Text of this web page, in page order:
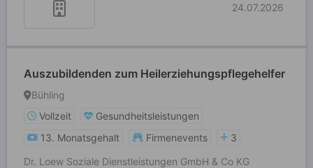
24.07.2026
Auszubildenden zum Heilerziehungspflegehelfer
Bühling
Vollzeit
Gesundheitsleistungen
13. Monatsgehalt
Firmenevents
3
Dr. Loew Soziale Dienstleistungen GmbH & Co KG